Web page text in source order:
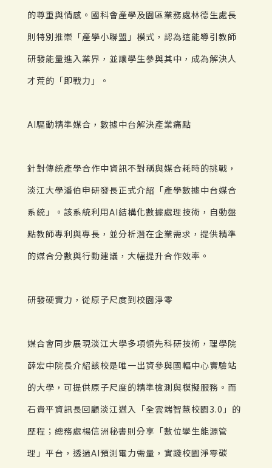
的尊重與情感。國科會產學及園區業務處林德生處長
則特別推崇「產學小聯盟」模式，認為這能導引教師
研發能量進入業界，並讓學生參與其中，成為解決人
才荒的「即戰力」。
AI驅動精準媒合，數據中台解決產業痛點
針對傳統產學合作中資訊不對稱與媒合耗時的挑戰，
淡江大學潘伯申研發長正式介紹「產學數據中台媒合
系統」。該系統利用AI結構化數據處理技術，自動盤
點教師專利與專長，並分析潛在企業需求，提供精準
的媒合分數與行動建議，大幅提升合作效率。
研發硬實力，從原子尺度到校園淨零
媒合會同步展現淡江大學多項領先科研技術，理學院
薛宏中院長介紹該校是唯一出資參與國輻中心實驗站
的大學，可提供原子尺度的精準檢測與模擬服務。而
石貴平資訊長回顧淡江邁入「全雲端智慧校園3.0」的
歷程；總務處楊信洲秘書則分享「數位孿生能源管
理」平台，透過AI預測電力需量，實踐校園淨零碳